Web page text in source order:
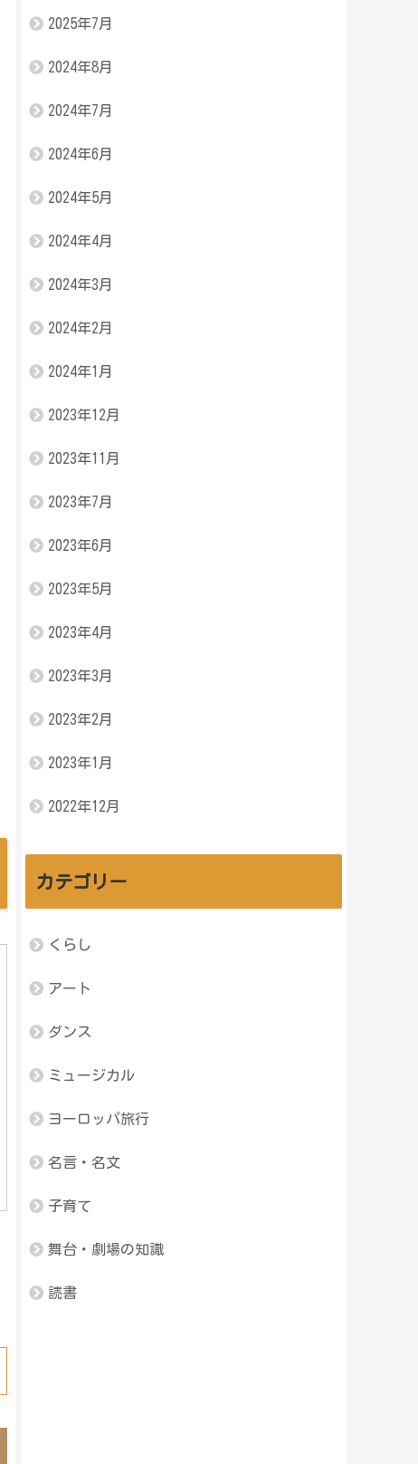
2025年7月
2024年8月
2024年7月
2024年6月
2024年5月
2024年4月
2024年3月
2024年2月
2024年1月
2023年12月
2023年11月
2023年7月
2023年6月
2023年5月
2023年4月
2023年3月
2023年2月
2023年1月
2022年12月
カテゴリー
くらし
アート
ダンス
ミュージカル
ヨーロッパ旅行
名言・名文
子育て
舞台・劇場の知識
読書